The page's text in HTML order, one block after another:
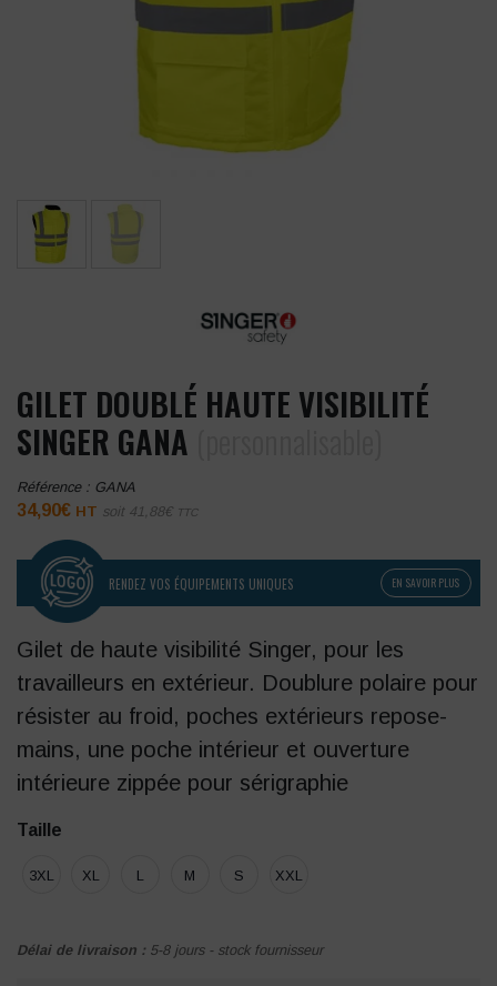
GILET DOUBLÉ HAUTE VISIBILITÉ
SINGER GANA
Référence : GANA
34,90€ HT soit 41,88€ TTC
RENDEZ VOS ÉQUIPEMENTS UNIQUES EN SAVOIR PLUS
Gilet de haute visibilité Singer, pour les
travailleurs en extérieur. Doublure polaire pour
résister au froid, poches extérieurs repose-
mains, une poche intérieur et ouverture
intérieure zippée pour sérigraphie
Taille
3XL XL L M S XXL
Délai de livraison : 5-8 jours - stock fournisseur